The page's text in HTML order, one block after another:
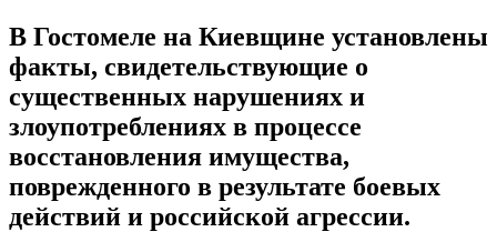
В Гостомеле на Киевщине установлены
факты, свидетельствующие о
существенных нарушениях и
злоупотреблениях в процессе
восстановления имущества,
поврежденного в результате боевых
действий и российской агрессии.